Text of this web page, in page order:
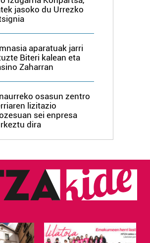
dezakezu.
beren ustez zein helburutarako
eta horren aurka nola egin
prozesatzeko moduari
gehiago eta ezarri zure lehentasunak
unetan alda edo ken dezakezu
propioak eta hirugarrenen cookie-
ditu. Zure esperientzia eta
asmoz, cookie teknologiaz
hau onartuz gero, teknologia hori
jasoko du Urrezko
aparatuak jarri
Biteri kalean eta
Zaharran
osasun zentro
lizitazio
sei enpresa
dira